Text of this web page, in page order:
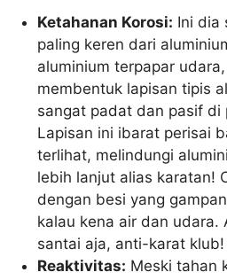
Ketahanan Korosi: Ini dia
paling keren dari
aluminium terpapar
membentuk lapisan tipis
sangat padat dan pasif di
Lapisan ini ibarat perisai
terlihat, melindungi
lebih lanjut alias karatan!
dengan besi yang
kalau kena air dan udara.
santai aja, anti-karat klub!
Reaktivitas: Meski tahan